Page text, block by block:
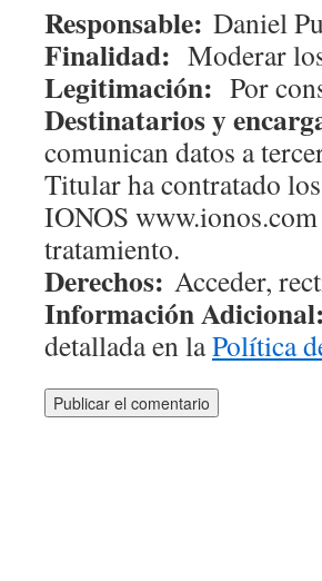
Responsable: Daniel
Finalidad: Moderar
Legitimación: Por
Destinatarios y
comunican datos a
Titular ha contratado
IONOS
tratamiento.
Derechos: Acceder,
Información Adicional:
detallada en laPolítica